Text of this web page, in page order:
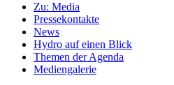
Zu: Media
Pressekontakte
News
Hydro auf einen Blick
Themen der Agenda
Mediengalerie